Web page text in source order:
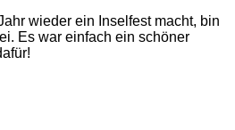
wieder ein Inselfest macht, bin
Es war einfach ein schöner